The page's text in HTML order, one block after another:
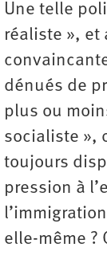
Une telle
réaliste », et
dénués de
plus ou
socialiste »,
toujours
pression à
elle-même ?